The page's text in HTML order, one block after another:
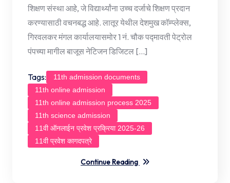
शिक्षण संस्था आहे, जे विद्यार्थ्यांना उच्च दर्जाचे शिक्षण प्रदान
करण्यासाठी वचनबद्ध आहे. लातूर येथील देशमुख कॉम्प्लेक्स,
गिरवलकर मंगल कार्यालयासमोर 1 नं. चौक पद्मावती पेट्रोल
पंपच्या मागील बाजूस नेटिजन डिजिटल […]
Tags:
11th admission documents
11th online admission
11th online admission process 2025
11th science admission
11वी ऑनलाईन प्रवेश प्रक्रिया 2025-26
11वी प्रवेश कागदपत्रे
Continue Reading